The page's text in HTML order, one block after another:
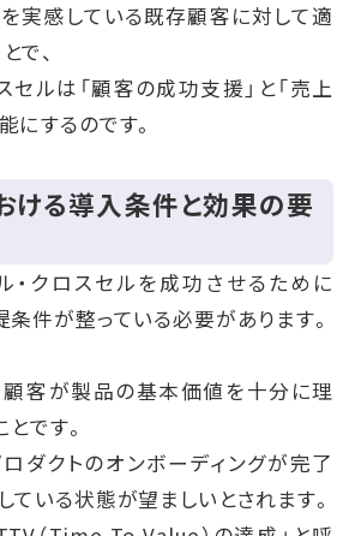
実感している既存顧客に対して適
で、
セルは「顧客の成功支援」と「売上
にするのです。
る導入条件と効果の要
・クロスセルを成功させるために
条件が整っている必要があります。
顧客が製品の基本価値を十分に理
です。
ダクトのオンボーディングが完了
ている状態が望ましいとされます。